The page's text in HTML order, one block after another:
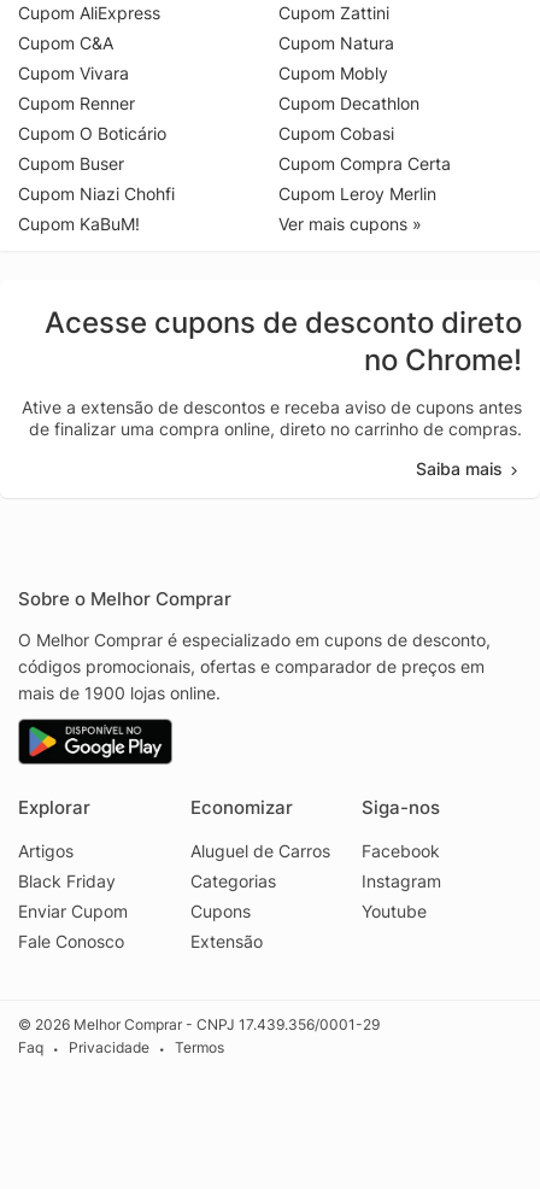
Cupom AliExpress
Cupom C&A
Cupom Vivara
Cupom Renner
Cupom O Boticário
Cupom Buser
Cupom Niazi Chohfi
Cupom KaBuM!
Cupom Zattini
Cupom Natura
Cupom Mobly
Cupom Decathlon
Cupom Cobasi
Cupom Compra Certa
Cupom Leroy Merlin
Ver mais cupons »
Acesse cupons de desconto direto
no Chrome!
Ative a extensão de descontos e receba aviso de cupons antes
de finalizar uma compra online, direto no carrinho de compras.
Saiba mais
Sobre o Melhor Comprar
O Melhor Comprar é especializado em cupons de desconto,
códigos promocionais, ofertas e comparador de preços em
mais de 1900 lojas online.
Explorar
Artigos
Black Friday
Enviar Cupom
Fale Conosco
Economizar
Aluguel de Carros
Categorias
Cupons
Extensão
Siga-nos
Facebook
Instagram
Youtube
© 2026 Melhor Comprar - CNPJ 17.439.356/0001-29
Faq
• Privacidade • Termos